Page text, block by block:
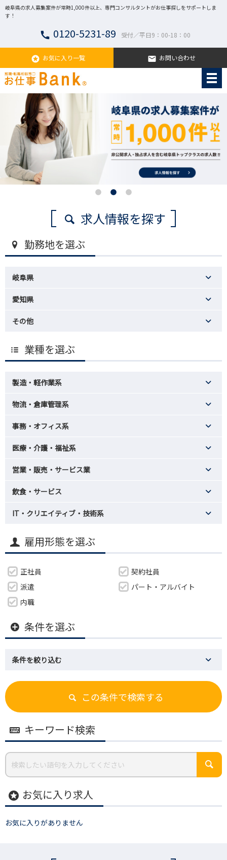
岐阜県の求人募集案件が常時1,000件以上、専門コンサルタントがお仕事探しをサポートしま
す！
call 0120-5231-89 受付／平日9：00-18：00
stars お気に入り一覧 email お問い合わせ
求人情報を探す
勤務地を選ぶ
岐阜県
愛知県
その他
業種を選ぶ
製造・軽作業系
物流・倉庫管理系
事務・オフィス系
医療・介護・福祉系
営業・販売・サービス業
飲食・サービス
IT・クリエイティブ・技術系
雇用形態を選ぶ
正社員
契約社員
派遣
パート・アルバイト
内職
条件を選ぶ
条件を絞り込む
この条件で検索する
キーワード検索
stars お気に入り求人
お気に入りがありません